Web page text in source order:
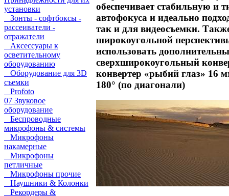
установки
Зонты - софтбоксы -
рассеиватели -
отражатели
Аксессуары к
осветительному
оборудованию
Оборудование для 3D
съемки
Profoto
07 Звуковое
оборудование
Беспроводные
микрофоны & системы
Микрофоны
накамерные
Микрофоны
петличные
Микрофоны прочие
Наушники & Колонки
Рекордеры &
обеспечивает стабильную и
автофокуса и идеально
так и для видеосъемки.
широкоугольной
использовать
сверхширокоугольный
конвертер «рыбий глаз» 16
180° (по диагонали)